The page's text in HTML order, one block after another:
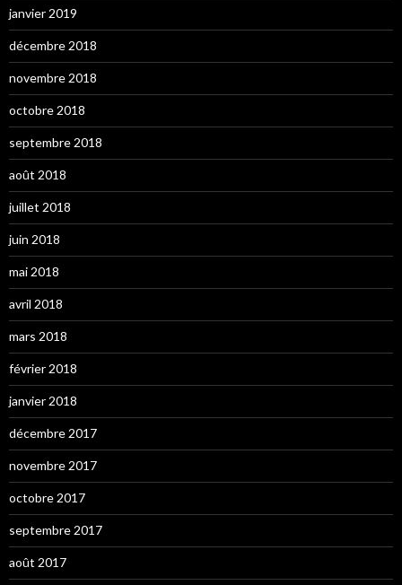
janvier 2019
décembre 2018
novembre 2018
octobre 2018
septembre 2018
août 2018
juillet 2018
juin 2018
mai 2018
avril 2018
mars 2018
février 2018
janvier 2018
décembre 2017
novembre 2017
octobre 2017
septembre 2017
août 2017